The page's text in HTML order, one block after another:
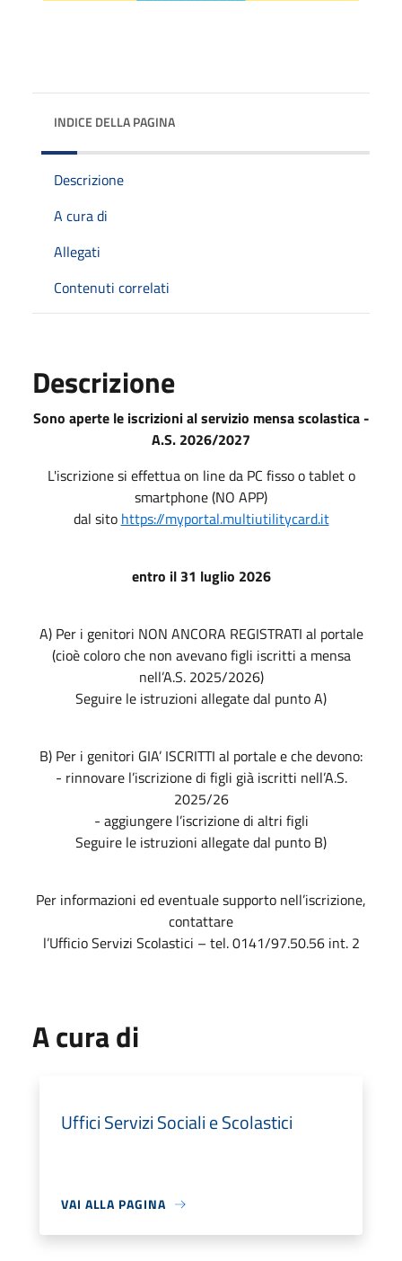
INDICE DELLA PAGINA
Descrizione
A cura di
Allegati
Contenuti correlati
Descrizione
Sono aperte le iscrizioni al servizio mensa scolastica -
A.S. 2026/2027
L'iscrizione si effettua on line da PC fisso o tablet o
smartphone (NO APP)
dal sito https://myportal.multiutilitycard.it
entro il 31 luglio 2026
A) Per i genitori NON ANCORA REGISTRATI al portale
(cioè coloro che non avevano figli iscritti a mensa
nell’A.S. 2025/2026)
Seguire le istruzioni allegate dal punto A)
B) Per i genitori GIA’ ISCRITTI al portale e che devono:
- rinnovare l’iscrizione di figli già iscritti nell’A.S.
2025/26
- aggiungere l’iscrizione di altri figli
Seguire le istruzioni allegate dal punto B)
Per informazioni ed eventuale supporto nell’iscrizione,
contattare
l’Ufficio Servizi Scolastici – tel. 0141/97.50.56 int. 2
A cura di
Uffici Servizi Sociali e Scolastici
VAI ALLA PAGINA